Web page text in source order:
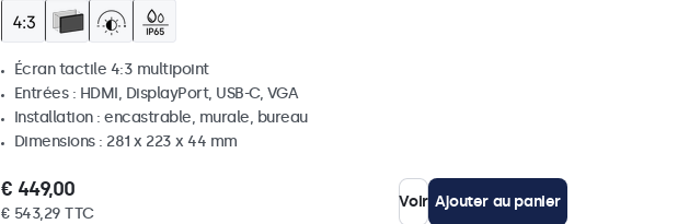
Écran tactile 4:3 multipoint
Entrées : HDMI, DisplayPort, USB-C, VGA
Installation : encastrable, murale, bureau
Dimensions : 281 x 223 x 44 mm
€ 449,00
€ 543,29 TTC
Voir Ajouter au panier